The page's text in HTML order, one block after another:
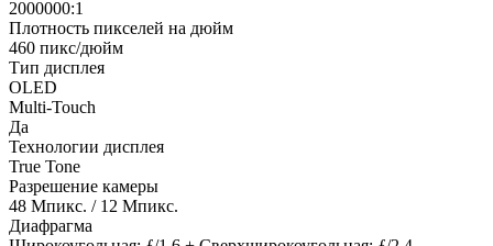
2000000:1
Плотность пикселей на дюйм
460 пикс/дюйм
Тип дисплея
OLED
Multi-Touch
Да
Технологии дисплея
True Tone
Разрешение камеры
48 Мпикс. / 12 Мпикс.
Диафрагма